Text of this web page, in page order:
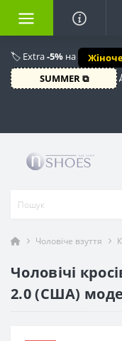
🏷️ Extra-5% на
SUMMER ⧉
Чоловіче взуття
Чоловічі
2.0 (США)